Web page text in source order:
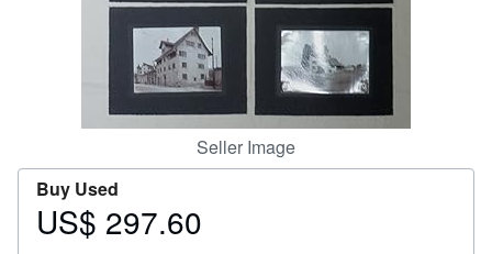
Seller Image
Buy Used
Price
US$ 297.60